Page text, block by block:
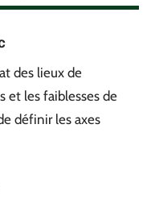
des lieux de
et les faiblesses de
définir les axes